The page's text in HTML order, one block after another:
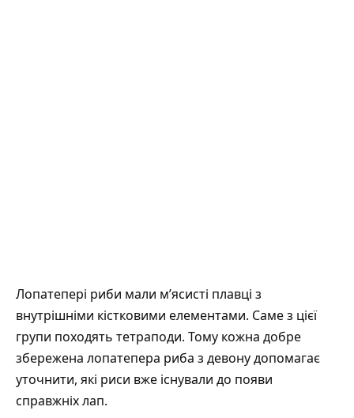
Лопатепері риби мали м’ясисті плавці з
внутрішніми кістковими елементами. Саме з цієї
групи походять тетраподи. Тому кожна добре
збережена лопатепера риба з девону допомагає
уточнити, які риси вже існували до появи
справжніх лап.